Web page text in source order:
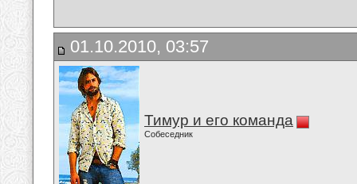
01.10.2010, 03:57
Тимур и его команда
Собеседник